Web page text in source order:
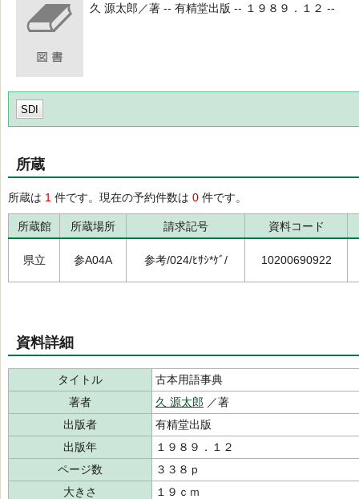
久 源太郎／著 -- 有精堂出版 -- １９８９．１２ --
SDI
所蔵
所蔵は 1 件です。現在の予約件数は 0 件です。
所蔵館 所蔵場所 請求記号 資料コード
県立 参A04A 参考/024/ﾋｻｼ*ｹﾞ/ 10200690922
資料詳細
タイトル
古本用語事典
著者
久 源太郎 ／著
出版者
有精堂出版
出版年
１９８９．１２
ページ数
３３８ｐ
大きさ
１９ｃｍ